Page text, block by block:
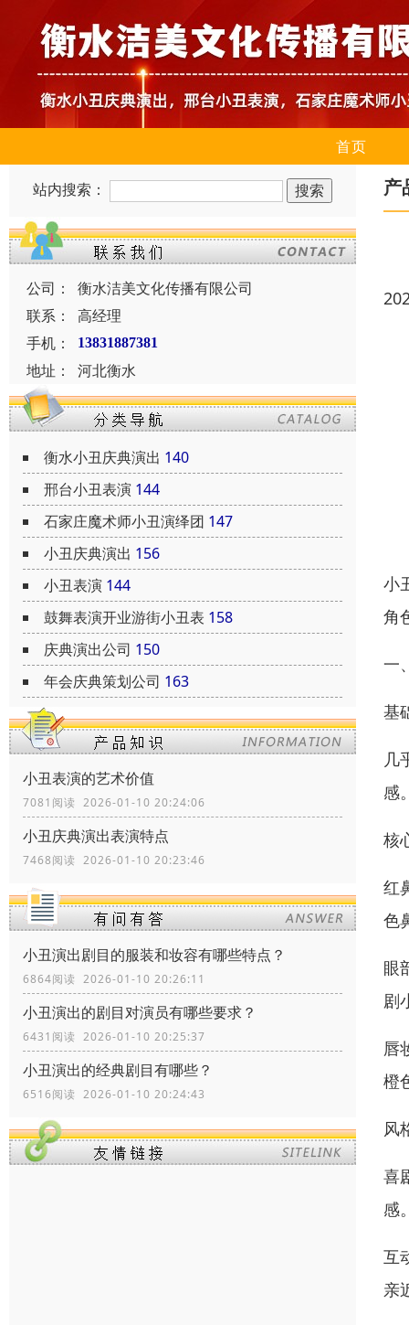
首页
站内搜索：
公司：
衡水洁美文化传播有限公司
联系：
高经理
手机：
13831887381
地址： 河北衡水
衡水小丑庆典演出 140
邢台小丑表演 144
石家庄魔术师小丑演绎团 147
小丑庆典演出 156
小丑表演 144
鼓舞表演开业游街小丑表 158
庆典演出公司 150
年会庆典策划公司 163
小丑表演的艺术价值
7081阅读 2026-01-10 20:24:06
小丑庆典演出表演特点
7468阅读 2026-01-10 20:23:46
小丑演出剧目的服装和妆容有哪些特点？
6864阅读 2026-01-10 20:26:11
小丑演出的剧目对演员有哪些要求？
6431阅读 2026-01-10 20:25:37
小丑演出的经典剧目有哪些？
6516阅读 2026-01-10 20:24:43
产
小
角
一
基
几
感
核
红
色
眼
剧
唇
橙
风
喜
感
互
亲